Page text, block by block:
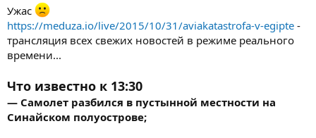
Ужас
https://meduza.io/live/2015/10/31/aviakatastrofa-v-egipte -
трансляция всех свежих новостей в режиме реального
времени...
Что известно к 13:30
— Самолет разбился в пустынной местности на
Синайском полуострове;